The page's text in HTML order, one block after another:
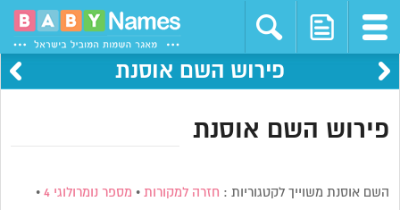
פירוש השם אוסנת
פירוש השם אוסנת
השם אוסנת משוייך לקטגוריות : חזרה למקורות • מספר נומרולוגי 4 •